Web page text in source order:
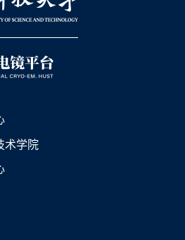
术学院